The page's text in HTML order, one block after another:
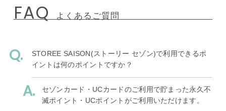
FAQ よくあるご質問
STOREE SAISON(ストーリー セゾン)で利用できるポ
イントは何のポイントですか？
セゾンカード・UCカードのご利用で貯まった永久不
滅ポイント・UCポイントがご利用いただけます。